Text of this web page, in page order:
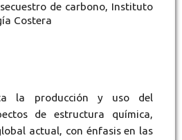
de carbono, Instituto
Costera
la producción y uso del
de estructura química,
actual, con énfasis en las